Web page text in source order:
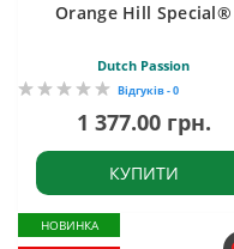
Orange Hill Special®
Dutch Passion
Відгуків - 0
1 377.00 грн.
КУПИТИ
НОВИНКА